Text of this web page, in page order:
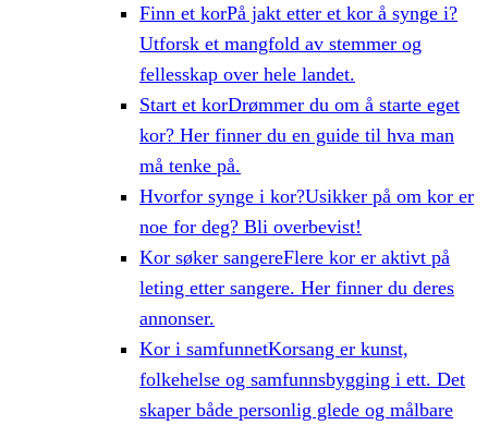
Finn et korPå jakt etter et kor å synge i?
Utforsk et mangfold av stemmer og
fellesskap over hele landet.
Start et korDrømmer du om å starte eget
kor? Her finner du en guide til hva man
må tenke på.
Hvorfor synge i kor?Usikker på om kor er
noe for deg? Bli overbevist!
Kor søker sangereFlere kor er aktivt på
leting etter sangere. Her finner du deres
annonser.
Kor i samfunnetKorsang er kunst,
folkehelse og samfunnsbygging i ett. Det
skaper både personlig glede og målbare